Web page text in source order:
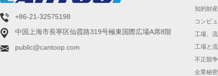
+86-21-32575198
中国上海市長寧区仙霞路319号極東国際広場A席8階
public@cantoop.com
知的財
コンピ
工場、
工場と
不正競
企業秘